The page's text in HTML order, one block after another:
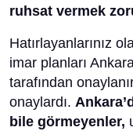
ruhsat vermek
Hatırlayanlarınız
imar planları
tarafından
onaylardı.
bile görmeyenler,